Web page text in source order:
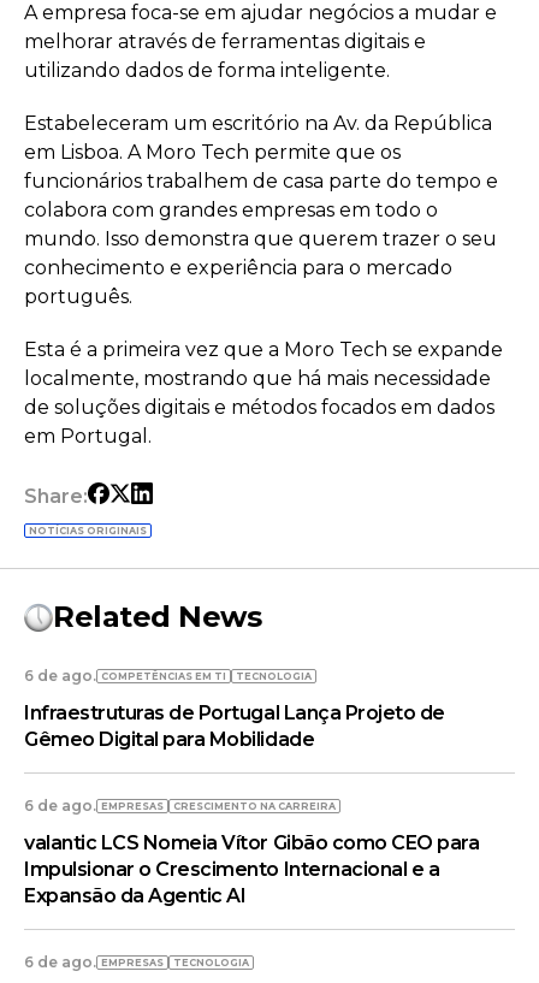
A empresa foca-se em ajudar negócios a mudar e
melhorar através de ferramentas digitais e
utilizando dados de forma inteligente.
Estabeleceram um escritório na Av. da República
em Lisboa. A Moro Tech permite que os
funcionários trabalhem de casa parte do tempo e
colabora com grandes empresas em todo o
mundo. Isso demonstra que querem trazer o seu
conhecimento e experiência para o mercado
português.
Esta é a primeira vez que a Moro Tech se expande
localmente, mostrando que há mais necessidade
de soluções digitais e métodos focados em dados
em Portugal.
Share:
NOTÍCIAS ORIGINAIS
Related News
6 de ago. COMPETÊNCIAS EM TI TECNOLOGIA
Infraestruturas de Portugal Lança Projeto de
Gêmeo Digital para Mobilidade
6 de ago. EMPRESAS CRESCIMENTO NA CARREIRA
valantic LCS Nomeia Vítor Gibão como CEO para
Impulsionar o Crescimento Internacional e a
Expansão da Agentic AI
6 de ago. EMPRESAS TECNOLOGIA